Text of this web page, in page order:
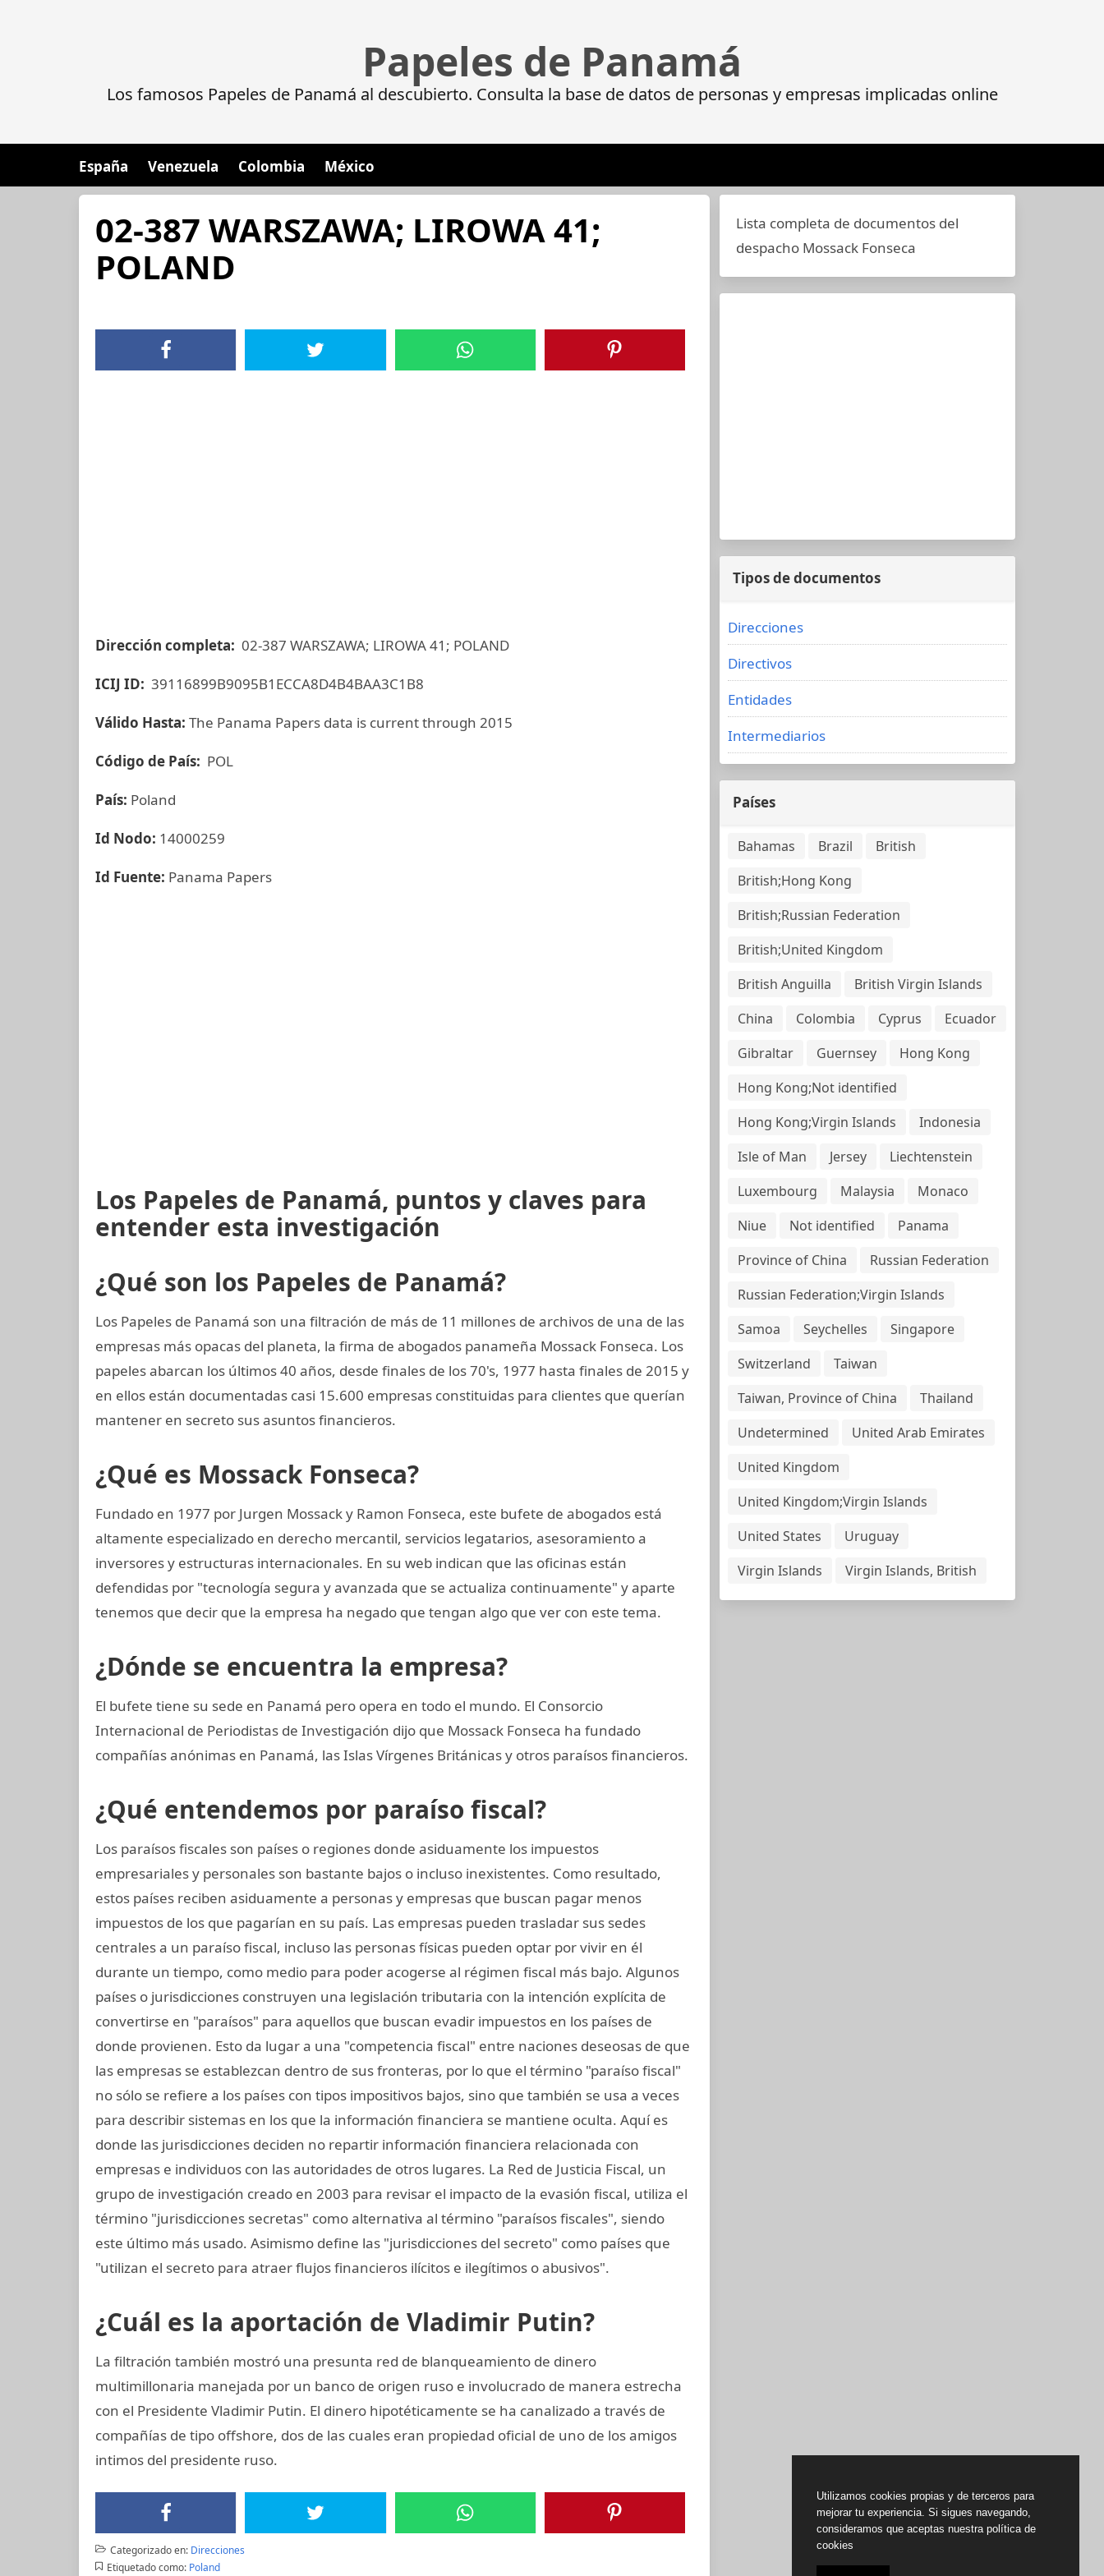
Papeles de Panamá
Los famosos Papeles de Panamá al descubierto. Consulta la base de datos de personas y empresas implicadas online
España Venezuela Colombia México
02-387 WARSZAWA; LIROWA 41;
POLAND
Dirección completa: 02-387 WARSZAWA; LIROWA 41; POLAND
ICIJ ID: 39116899B9095B1ECCA8D4B4BAA3C1B8
Válido Hasta: The Panama Papers data is current through 2015
Código de País: POL
País: Poland
Id Nodo: 14000259
Id Fuente: Panama Papers
Los Papeles de Panamá, puntos y claves para
entender esta investigación
¿Qué son los Papeles de Panamá?
Los Papeles de Panamá son una filtración de más de 11 millones de archivos de una de las
empresas más opacas del planeta, la firma de abogados panameña Mossack Fonseca. Los
papeles abarcan los últimos 40 años, desde finales de los 70's, 1977 hasta finales de 2015 y
en ellos están documentadas casi 15.600 empresas constituidas para clientes que querían
mantener en secreto sus asuntos financieros.
¿Qué es Mossack Fonseca?
Fundado en 1977 por Jurgen Mossack y Ramon Fonseca, este bufete de abogados está
altamente especializado en derecho mercantil, servicios legatarios, asesoramiento a
inversores y estructuras internacionales. En su web indican que las oficinas están
defendidas por "tecnología segura y avanzada que se actualiza continuamente" y aparte
tenemos que decir que la empresa ha negado que tengan algo que ver con este tema.
¿Dónde se encuentra la empresa?
El bufete tiene su sede en Panamá pero opera en todo el mundo. El Consorcio
Internacional de Periodistas de Investigación dijo que Mossack Fonseca ha fundado
compañías anónimas en Panamá, las Islas Vírgenes Británicas y otros paraísos financieros.
¿Qué entendemos por paraíso fiscal?
Los paraísos fiscales son países o regiones donde asiduamente los impuestos
empresariales y personales son bastante bajos o incluso inexistentes. Como resultado,
estos países reciben asiduamente a personas y empresas que buscan pagar menos
impuestos de los que pagarían en su país. Las empresas pueden trasladar sus sedes
centrales a un paraíso fiscal, incluso las personas físicas pueden optar por vivir en él
durante un tiempo, como medio para poder acogerse al régimen fiscal más bajo. Algunos
países o jurisdicciones construyen una legislación tributaria con la intención explícita de
convertirse en "paraísos" para aquellos que buscan evadir impuestos en los países de
donde provienen. Esto da lugar a una "competencia fiscal" entre naciones deseosas de que
las empresas se establezcan dentro de sus fronteras, por lo que el término "paraíso fiscal"
no sólo se refiere a los países con tipos impositivos bajos, sino que también se usa a veces
para describir sistemas en los que la información financiera se mantiene oculta. Aquí es
donde las jurisdicciones deciden no repartir información financiera relacionada con
empresas e individuos con las autoridades de otros lugares. La Red de Justicia Fiscal, un
grupo de investigación creado en 2003 para revisar el impacto de la evasión fiscal, utiliza el
término "jurisdicciones secretas" como alternativa al término "paraísos fiscales", siendo
este último más usado. Asimismo define las "jurisdicciones del secreto" como países que
"utilizan el secreto para atraer flujos financieros ilícitos e ilegítimos o abusivos".
¿Cuál es la aportación de Vladimir Putin?
La filtración también mostró una presunta red de blanqueamiento de dinero
multimillonaria manejada por un banco de origen ruso e involucrado de manera estrecha
con el Presidente Vladimir Putin. El dinero hipotéticamente se ha canalizado a través de
compañías de tipo offshore, dos de las cuales eran propiedad oficial de uno de los amigos
intimos del presidente ruso.
Categorizado en: Direcciones
Etiquetado como: Poland
Lista completa de documentos del
despacho Mossack Fonseca
Tipos de documentos
Direcciones
Directivos
Entidades
Intermediarios
Países
Bahamas Brazil
British
British;Hong Kong
British;Russian Federation
British;United Kingdom
British Anguilla
British Virgin Islands
China
Colombia Cyprus
Ecuador
Gibraltar
Guernsey
Hong Kong
Hong Kong;Not identified
Hong Kong;Virgin Islands
Indonesia
Isle of Man
Jersey
Liechtenstein
Luxembourg
Malaysia
Monaco
Niue
Not identified
Panama
Province of China
Russian Federation
Russian Federation;Virgin Islands
Samoa
Seychelles
Singapore
Switzerland
Taiwan
Taiwan, Province of China
Thailand
Undetermined
United Arab Emirates
United Kingdom
United Kingdom;Virgin Islands
United States
Uruguay
Virgin Islands
Virgin Islands, British
Utilizamos cookies propias y de terceros para
mejorar tu experiencia. Si sigues navegando,
consideramos que aceptas nuestra política de
cookies